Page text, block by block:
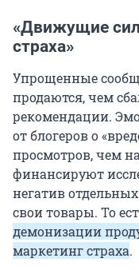
«Движущие
страха»
Упрощенные
продаются, чем
рекомендации.
от блогеров о
просмотров, чем
финансируют
негатив
свои товары. То
демонизации
маркетинг страха.